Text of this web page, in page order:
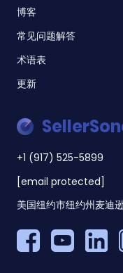
博客
常见问题解答
术语表
更新
+1 (917) 525-5899
[email protected]
美国纽约市纽约州麦迪